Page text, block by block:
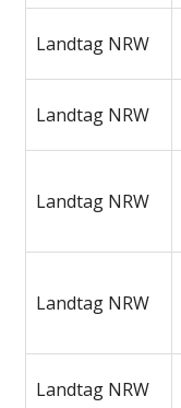
Landtag NRW
Landtag NRW
Landtag NRW
Landtag NRW
Landtag NRW